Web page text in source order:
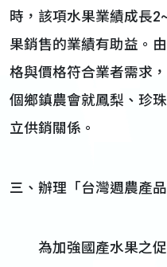
時，該項水果業績成長
果銷售的業績有助益。
格與價格符合業者需求
個鄉鎮農會就鳳梨、珍
立供銷關係。
三、辦理「台灣週農產品
為加強國產水果之促